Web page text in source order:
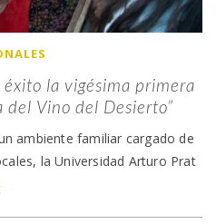
la vigésima primera
Vino del Desierto”
ambiente familiar cargado de
la Universidad Arturo Prat